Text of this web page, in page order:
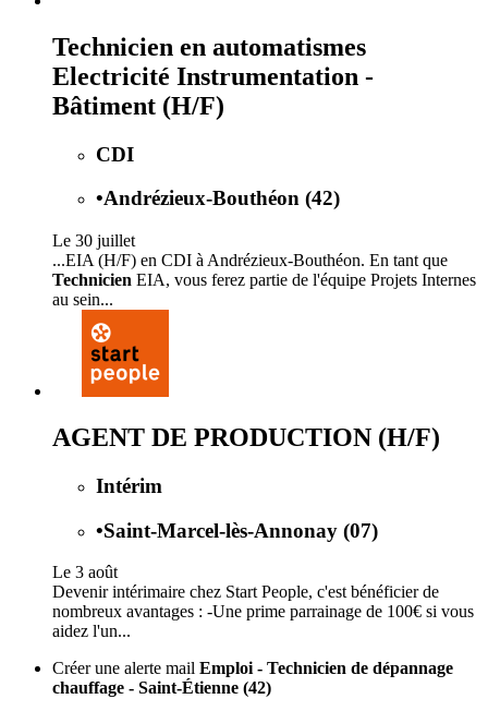
Technicien en automatismes
Electricité Instrumentation -
Bâtiment (H/F)
CDI
•Andrézieux-Bouthéon (42)
Le 30 juillet
...EIA (H/F) en CDI à Andrézieux-Bouthéon. En tant que
Technicien EIA, vous ferez partie de l'équipe Projets Internes
au sein...
AGENT DE PRODUCTION (H/F)
Intérim
•Saint-Marcel-lès-Annonay (07)
Le 3 août
Devenir intérimaire chez Start People, c'est bénéficier de
nombreux avantages : -Une prime parrainage de 100€ si vous
aidez l'un...
Créer une alerte mail Emploi - Technicien de dépannage
chauffage - Saint-Étienne (42)